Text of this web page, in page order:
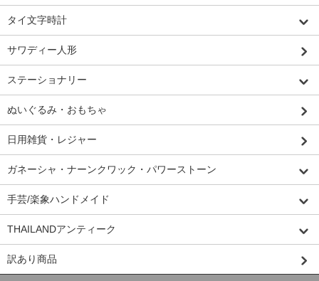
タイ文字時計
サワディー人形
ステーショナリー
ぬいぐるみ・おもちゃ
日用雑貨・レジャー
ガネーシャ・ナーンクワック・パワーストーン
手芸/楽象ハンドメイド
THAILANDアンティーク
訳あり商品